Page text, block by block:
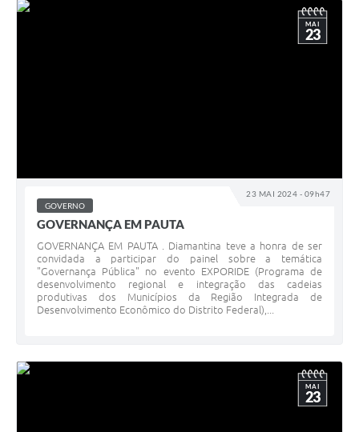
23 MAI 2024 - 09h47
MAI
23
GOVERNO
GOVERNANÇA EM PAUTA
GOVERNANÇA EM PAUTA . Diamantina teve a honra de ser
convidada a participar do painel sobre a temática
"Governança Pública" no evento EXPORIDE (Programa de
desenvolvimento regional e integração das cadeias
produtivas dos Municípios da Região Integrada de
Desenvolvimento Econômico do Distrito Federal),...
MAI
23